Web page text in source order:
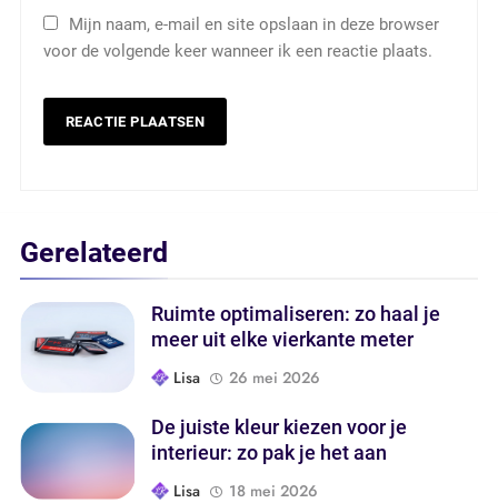
Mijn naam, e-mail en site opslaan in deze browser
voor de volgende keer wanneer ik een reactie plaats.
Gerelateerd
Ruimte optimaliseren: zo haal je
meer uit elke vierkante meter
Lisa
26 mei 2026
De juiste kleur kiezen voor je
interieur: zo pak je het aan
Lisa
18 mei 2026